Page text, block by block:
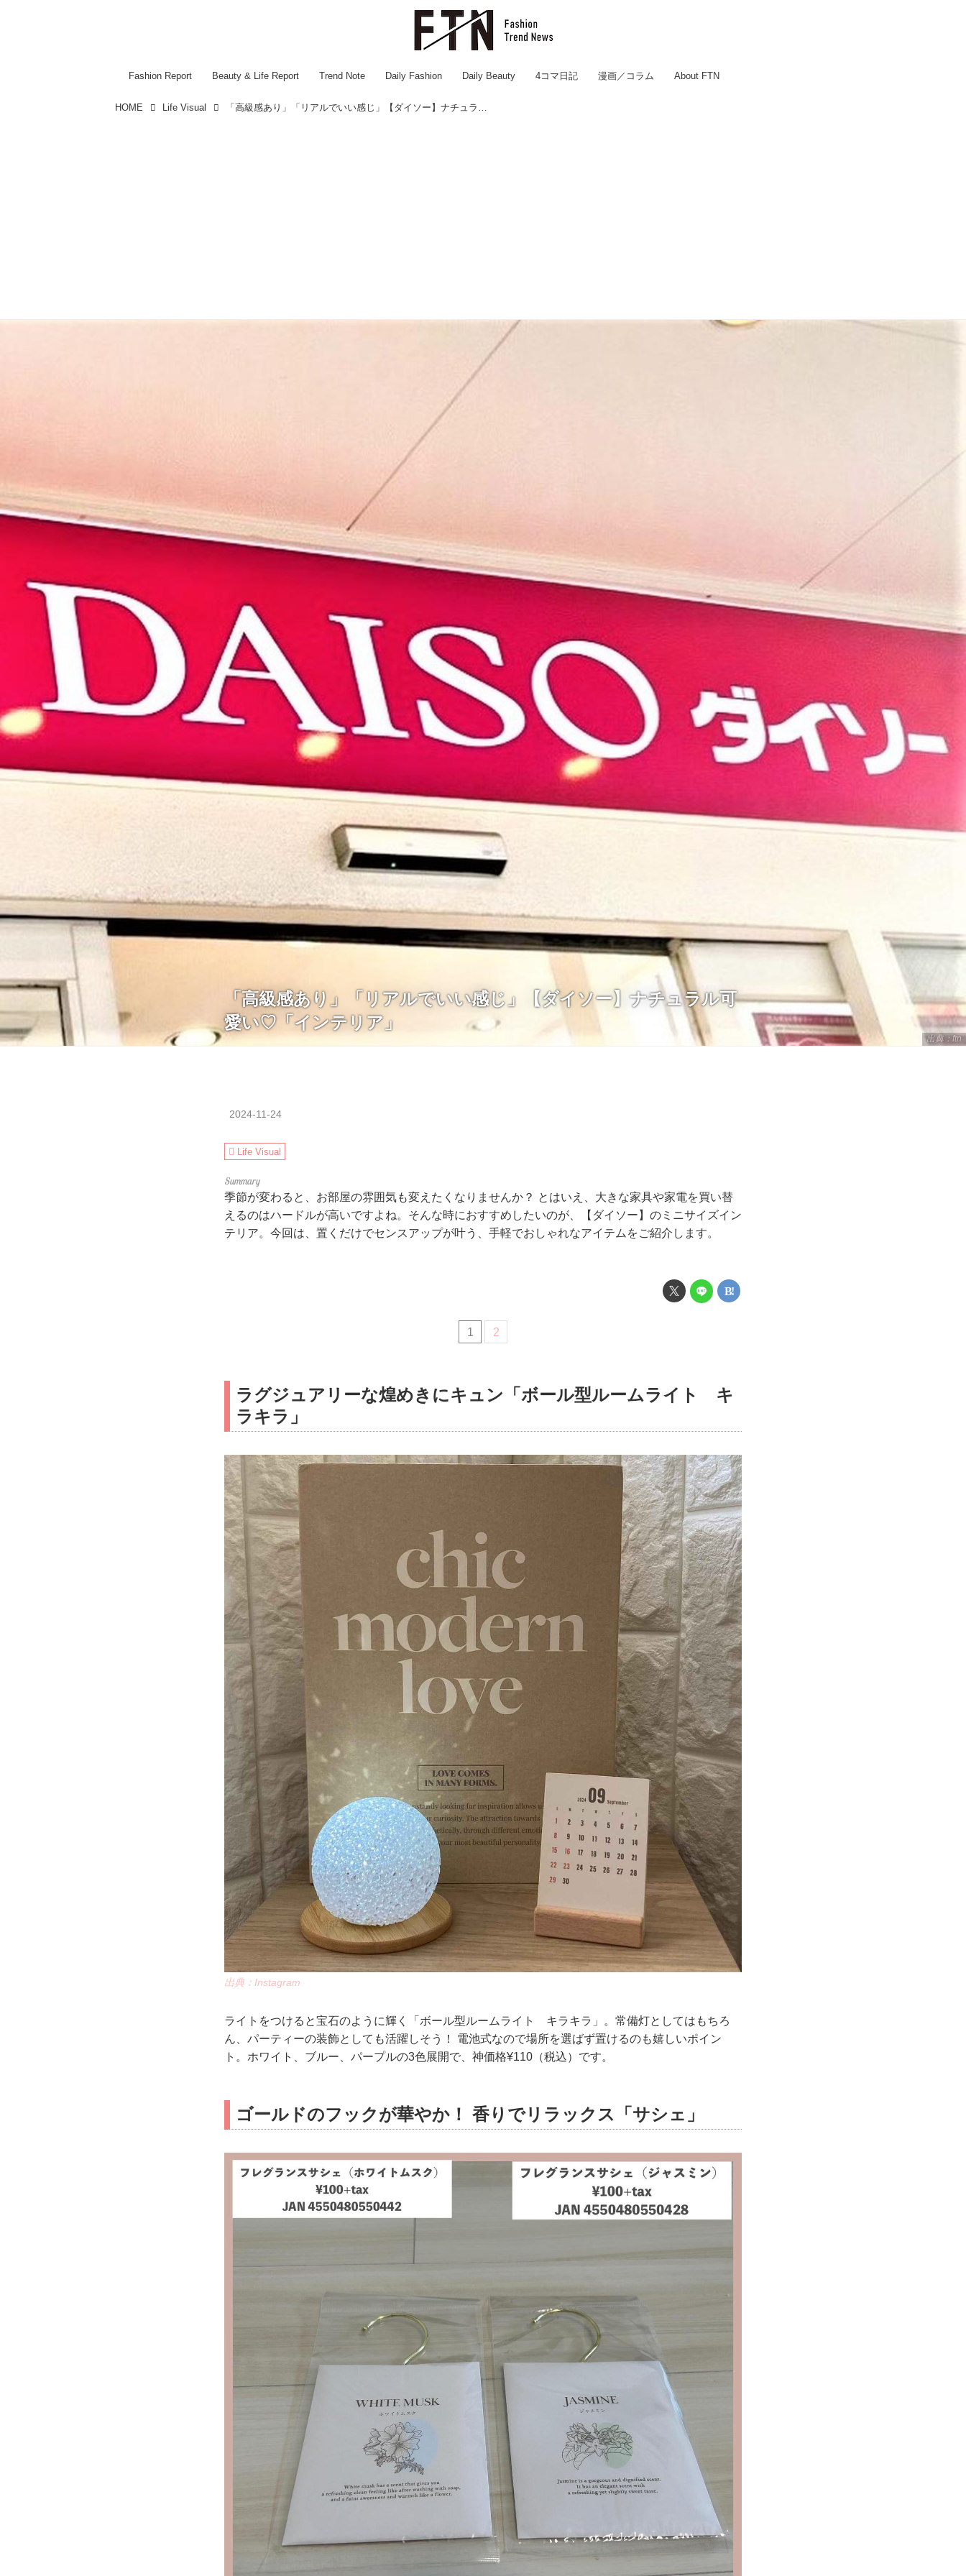
Fashion Report Beauty & Life Report Trend Note Daily Fashion Daily Beauty 4コマ日記 漫画／コラム About FTN
HOME Life Visual
出典：ftn
「高級感あり」「リアルでいい感じ」【ダイソー】ナチュラル可
愛い♡「インテリア」
2024-11-24
Life Visual
季節が変わると、お部屋の雰囲気も変えたくなりませんか？ とはいえ、大きな家具や家電を買い替
えるのはハードルが高いですよね。そんな時におすすめしたいのが、【ダイソー】のミニサイズイン
テリア。今回は、置くだけでセンスアップが叶う、手軽でおしゃれなアイテムをご紹介します。
1 2
ラグジュアリーな煌めきにキュン「ボール型ルームライト キ
ラキラ」
出典：Instagram
ライトをつけると宝石のように輝く「ボール型ルームライト キラキラ」。常備灯としてはもちろ
ん、パーティーの装飾としても活躍しそう！ 電池式なので場所を選ばず置けるのも嬉しいポイン
ト。ホワイト、ブルー、パープルの3色展開で、神価格¥110（税込）です。
ゴールドのフックが華やか！ 香りでリラックス「サシェ」